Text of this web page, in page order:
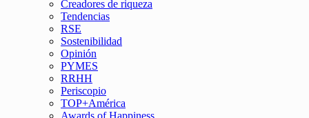
Creadores de riqueza
Tendencias
RSE
Sostenibilidad
Opinión
PYMES
RRHH
Periscopio
TOP+América
Awards of Happiness